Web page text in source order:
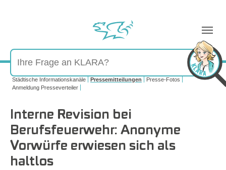
Sie sind hier:
Städtische Informationskanäle Pressemitteilungen
Presse-Fotos
Anmeldung Presseverteiler
Interne Revision bei
Berufsfeuerwehr: Anonyme
Vorwürfe erwiesen sich als
haltlos